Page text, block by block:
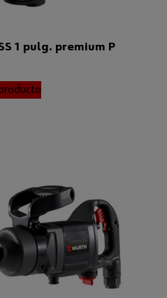
1 pulg. premium P